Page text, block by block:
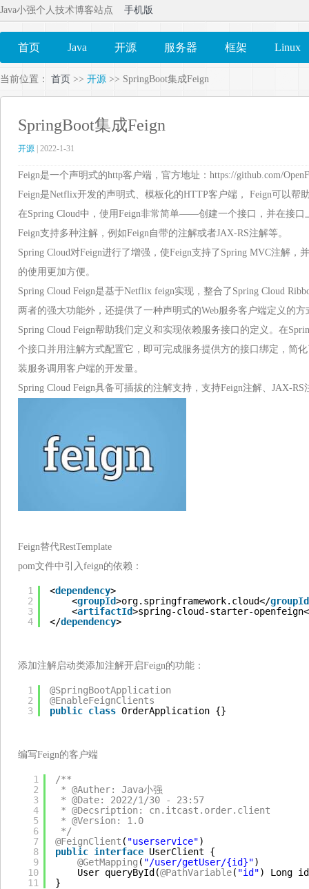
Java小强个人技术博客站点 手机版
首页 Java 开源 服务器 框架 Linux
当前位置： 首页 >> 开源 >> SpringBoot集成Feign
SpringBoot集成Feign
开源 | 2022-1-31
Feign是一个声明式的http客户端，官方地址：https://github.com/
Feign是Netflix开发的声明式、模板化的HTTP客户端， Feign可以帮
在Spring Cloud中，使用Feign非常简单——创建一个接口，并在接口
Feign支持多种注解，例如Feign自带的注解或者JAX-RS注解等。
Spring Cloud对Feign进行了增强，使Feign支持了Spring MVC注解，
的使用更加方便。
Spring Cloud Feign是基于Netflix feign实现，整合了Spring Cloud
两者的强大功能外，还提供了一种声明式的Web服务客户端定义的方
Spring Cloud Feign帮助我们定义和实现依赖服务接口的定义。在
个接口并用注解方式配置它，即可完成服务提供方的接口绑定，简
装服务调用客户端的开发量。
Spring Cloud Feign具备可插拔的注解支持，支持Feign注解、JAX-
Feign替代RestTemplate
pom文件中引入feign的依赖：
1
2
3
4
<dependency>
<groupId>org.springframework.cloud</groupId
<artifactId>spring-cloud-starter-
</dependency>
添加注解启动类添加注解开启Feign的功能：
1
2
3
@SpringBootApplication
@EnableFeignClients
public class OrderApplication {}
编写Feign的客户端
1
2
3
4
5
6
7
8
9
10
11
/**
* @Auther: Java小强
* @Date: 2022/1/30 - 23:57
* @Decsription: cn.itcast.order.client
* @Version: 1.0
*/
@FeignClient ( "userservice")
public interface UserClient {
@GetMapping ( "/user/getUser/{id}")
User queryById(@PathVariable( "id") Long
}